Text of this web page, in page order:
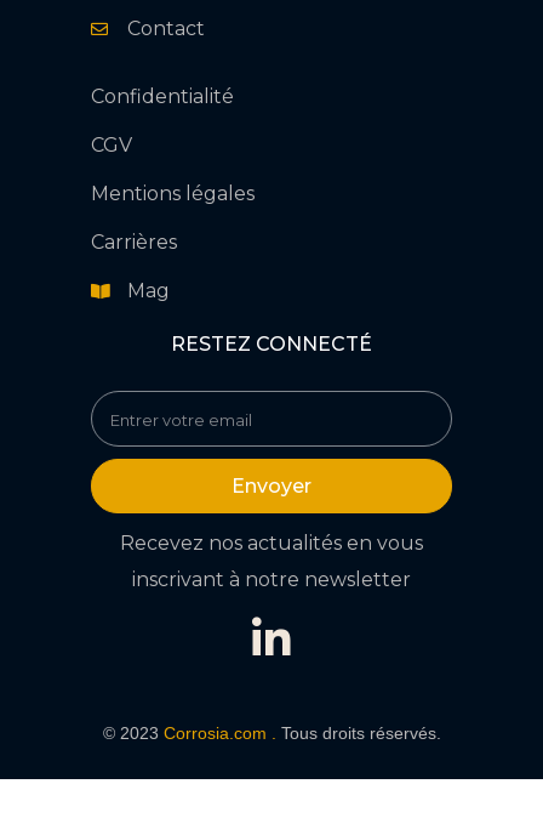
Contact
Confidentialité
CGV
Mentions légales
Carrières
Mag
RESTEZ CONNECTÉ
Envoyer
Recevez nos actualités en vous
inscrivant à notre newsletter
© 2023 Corrosia.com . Tous droits réservés.